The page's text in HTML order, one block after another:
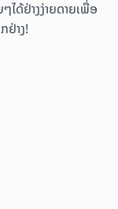
ຢ່າງງ່າຍດາຍເພື່ອ
ຢ່າງ!